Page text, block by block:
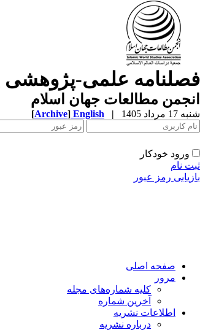
فصلنامه علمی-
انجمن مطالعات جهان اسلام
شنبه 17 مرداد 1405 |
English
[Archive]
ورود خودکار
ثبت نام
بازیابی رمز عبور
صفحه اصلی
مرور
کلیه شماره‌های مجله
آخرین شماره
اطلاعات نشریه
درباره نشریه